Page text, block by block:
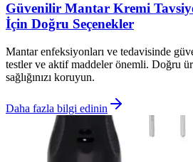
Güvenilir Mantar Kremi
İçin Doğru Seçenekler
Mantar enfeksiyonları ve tedavisinde
testler ve aktif maddeler önemli. Doğru
sağlığınızı koruyun.
Daha fazla bilgi edinin